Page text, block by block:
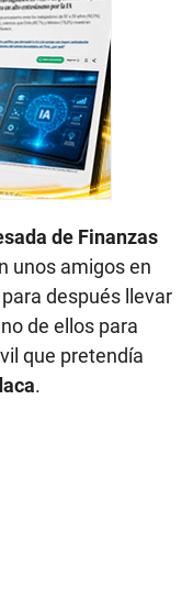
de Finanzas
unos amigos en
después llevar
de ellos para
que pretendía
.